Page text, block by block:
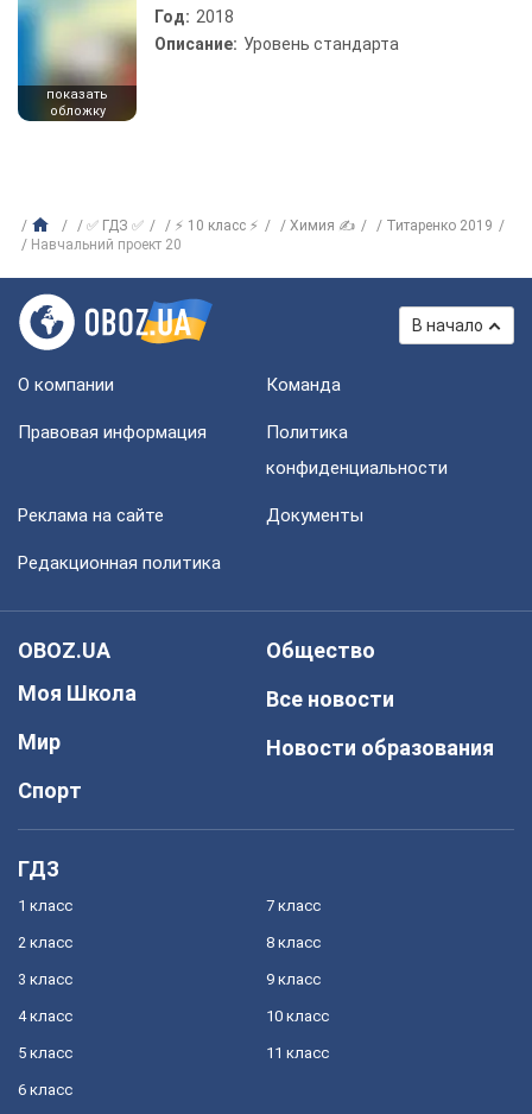
показать
обложку
Год: 2018
Описание: Уровень стандарта
✅ ГДЗ ✅ ⚡ 10 класс ⚡ Химия ✍
Титаренко 2019
Навчальний проект 20
В начало
О компании Команда
Правовая информация
Политика
конфиденциальности
Реклама на сайте Документы
Редакционная политика
OBOZ.UA
Моя Школа
Мир
Спорт
Общество
Все новости
Новости образования
ГДЗ
1 класс
2 класс
3 класс
4 класс
5 класс
6 класс
7 класс
8 класс
9 класс
10 класс
11 класс